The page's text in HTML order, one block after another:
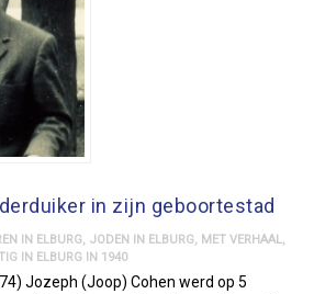
in zijn geboortestad
IN ELBURG, JODEN IN ELBURG, MET VERHAAL,
IN ELBURG IN 1940
Jozeph (Joop) Cohen werd op 5